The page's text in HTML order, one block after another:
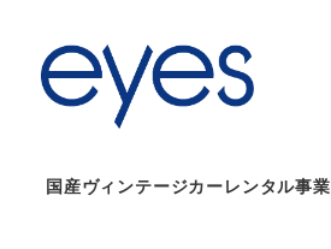
国産ヴィンテージカーレンタル事業